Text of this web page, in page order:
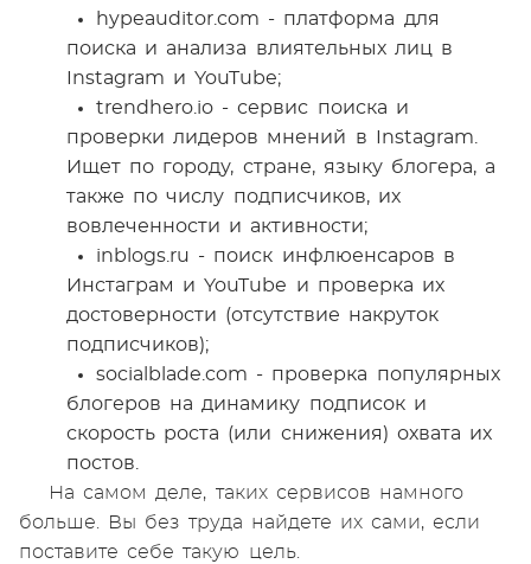
hypeauditor.com - платформа для
поиска и анализа влиятельных лиц в
Instagram и YouTube;
trendhero.io - сервис поиска и
проверки лидеров мнений в Instagram.
Ищет по городу, стране, языку блогера, а
также по числу подписчиков, их
вовлеченности и активности;
inblogs.ru - поиск инфлюенсаров в
Инстаграм и YouTube и проверка их
достоверности (отсутствие накруток
подписчиков);
socialblade.com - проверка популярных
блогеров на динамику подписок и
скорость роста (или снижения) охвата их
постов.
На самом деле, таких сервисов намного
больше. Вы без труда найдете их сами, если
поставите себе такую цель.